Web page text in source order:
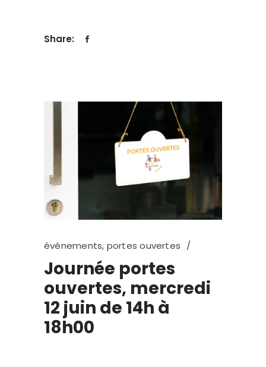
Share:
événements, portes ouvertes
Journée portes
ouvertes, mercredi
12 juin de 14h à
18h00